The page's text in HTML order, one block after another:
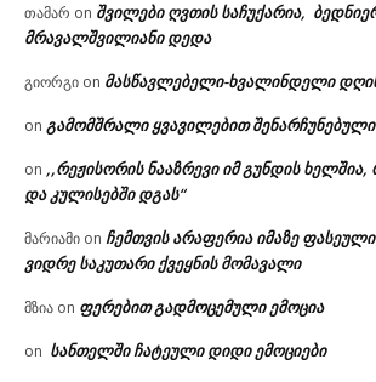
თამარ on შვილები ღვთის საჩუქარია,
მრავალშვილიანი დედა
გიორგი on მასწავლებელი-ხვალინდელი
on გამომშრალი ყვავილებით
on ,,რეჟისორის ნააზრევი იმ გუნდის
და კულისებში დგას“
მარიამი on ჩემთვის არაფერია იმაზე
ვიდრე საკუთარი ქვეყნის მომავალი
მზია on ფერებით გადმოცემული ემოცია
on სანთელში ჩატეული დიდი ემოციები